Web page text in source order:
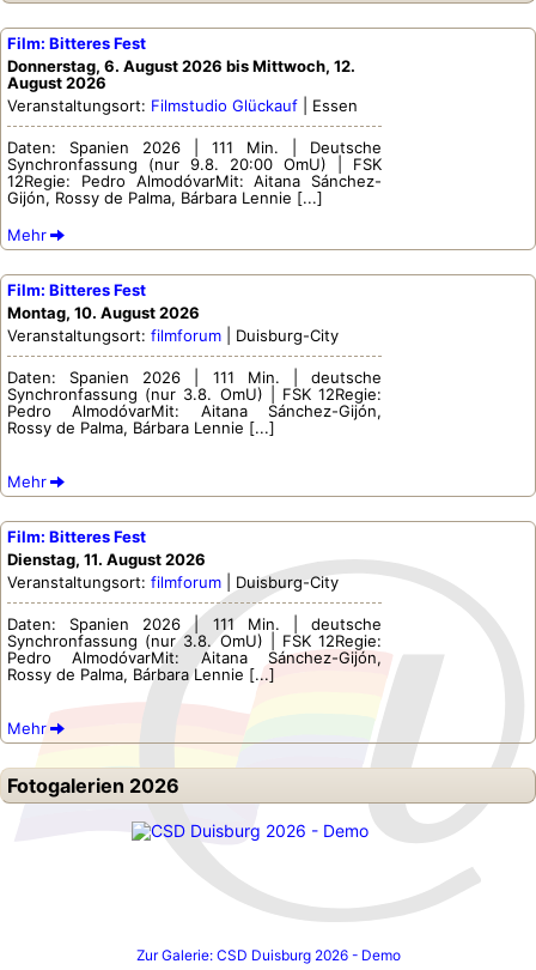
Film: Bitteres Fest
Donnerstag, 6. August 2026 bis Mittwoch, 12.
August 2026
Veranstaltungsort: Filmstudio Glückauf | Essen
Daten: Spanien 2026 | 111 Min. | Deutsche
Synchronfassung (nur 9.8. 20:00 OmU) | FSK
12Regie: Pedro AlmodóvarMit: Aitana Sánchez-
Gijón, Rossy de Palma, Bárbara Lennie [...]
Mehr
Film: Bitteres Fest
Montag, 10. August 2026
Veranstaltungsort: filmforum | Duisburg-City
Daten: Spanien 2026 | 111 Min. | deutsche
Synchronfassung (nur 3.8. OmU) | FSK 12Regie:
Pedro AlmodóvarMit: Aitana Sánchez-Gijón,
Rossy de Palma, Bárbara Lennie [...]
Mehr
Film: Bitteres Fest
Dienstag, 11. August 2026
Veranstaltungsort: filmforum | Duisburg-City
Daten: Spanien 2026 | 111 Min. | deutsche
Synchronfassung (nur 3.8. OmU) | FSK 12Regie:
Pedro AlmodóvarMit: Aitana Sánchez-Gijón,
Rossy de Palma, Bárbara Lennie [...]
Mehr
Fotogalerien 2026
Zur Galerie: CSD Duisburg 2026 - Demo